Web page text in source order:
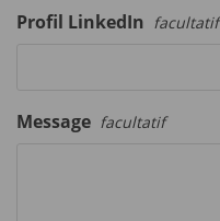
Profil LinkedIn facultatif
Message facultatif